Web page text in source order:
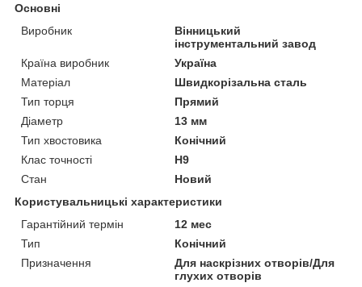
Основні
Виробник
Вінницький
інструментальний завод
Країна виробник
Україна
Матеріал
Швидкорізальна сталь
Тип торця
Прямий
Діаметр
13 мм
Тип хвостовика
Конічний
Клас точності
Н9
Стан
Новий
Користувальницькі характеристики
Гарантійний термін
12 мес
Тип
Конічний
Призначення
Для наскрізних отворів/Для
глухих отворів